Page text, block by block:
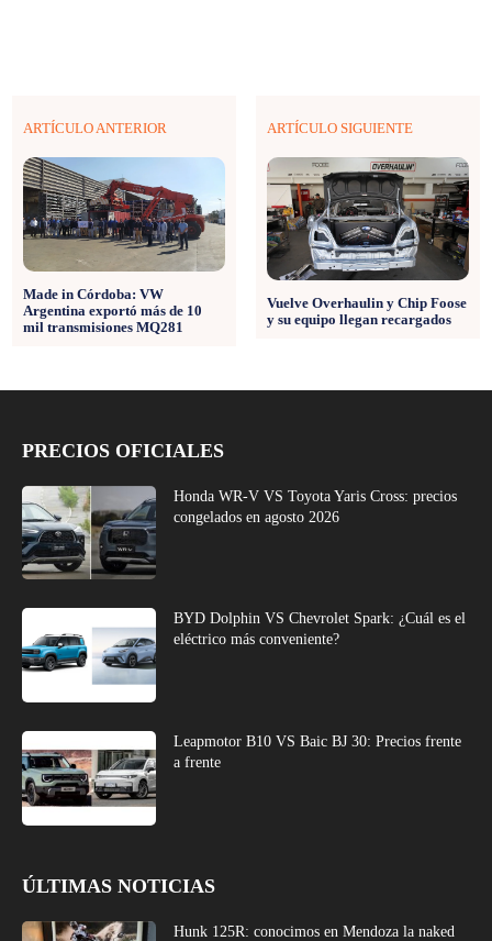
ARTÍCULO ANTERIOR
Made in Córdoba: VW
Argentina exportó más de 10
mil transmisiones MQ281
ARTÍCULO SIGUIENTE
Vuelve Overhaulin y Chip Foose
y su equipo llegan recargados
PRECIOS OFICIALES
Honda WR-V VS Toyota Yaris Cross: precios
congelados en agosto 2026
BYD Dolphin VS Chevrolet Spark: ¿Cuál es el
eléctrico más conveniente?
Leapmotor B10 VS Baic BJ 30: Precios frente
a frente
ÚLTIMAS NOTICIAS
Hunk 125R: conocimos en Mendoza la naked